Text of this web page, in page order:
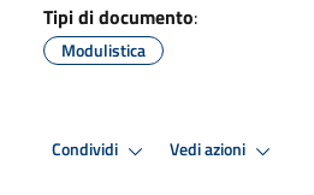
Tipi di documento:
Modulistica
Condividi Vedi azioni